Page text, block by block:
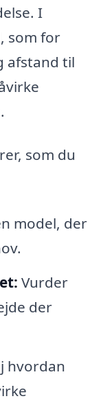
I
som for
afstand til
som du
model, der
Vurder
der
hvordan